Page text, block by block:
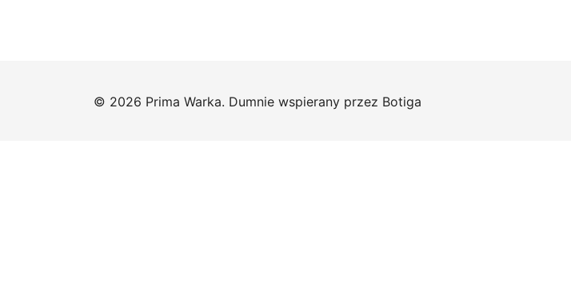
© 2026 Prima Warka. Dumnie wspierany przez Botiga